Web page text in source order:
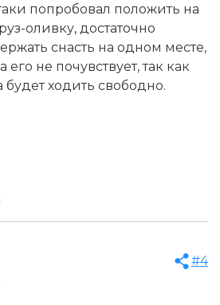
попробовал положить на
оливку, достаточно
снасть на одном месте,
не почувствует, так как
будет ходить свободно.
#4